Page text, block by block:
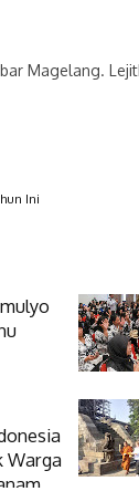
Magelang.
Ini
Warga